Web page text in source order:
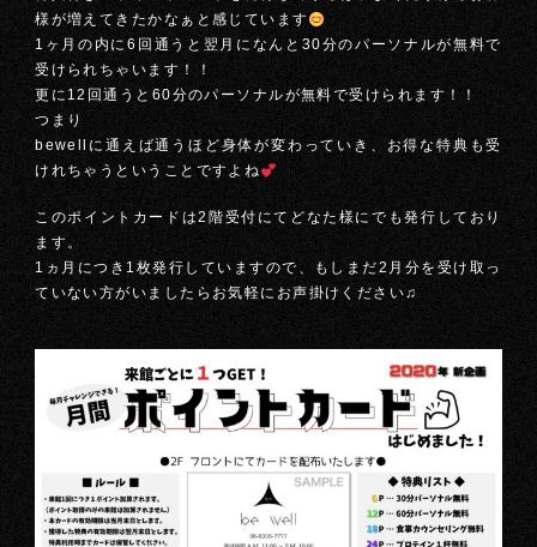
様が増えてきたかなぁと感じています
1ヶ月の内に6回通うと翌月になんと30分のパーソナルが無料で
受けられちゃいます！！
更に12回通うと60分のパーソナルが無料で受けられます！！
つまり
bewellに通えば通うほど身体が変わっていき、お得な特典も受
けれちゃうということですよね
このポイントカードは2階受付にてどなた様にでも発行しており
ます。
1ヵ月につき1枚発行していますので、もしまだ2月分を受け取っ
ていない方がいましたらお気軽にお声掛けください♫